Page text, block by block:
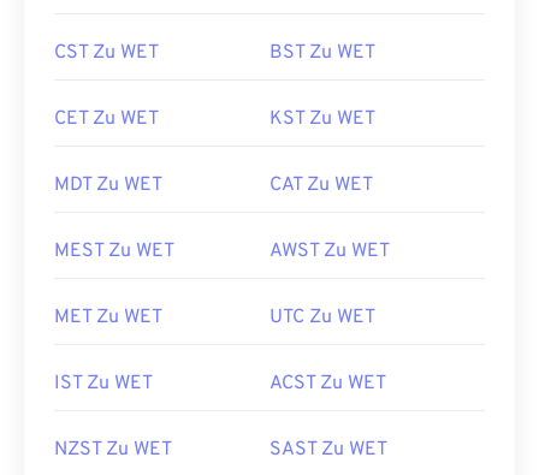
CST Zu WET BST Zu WET
CET Zu WET KST Zu WET
MDT Zu WET CAT Zu WET
MEST Zu WET AWST Zu WET
MET Zu WET UTC Zu WET
IST Zu WET ACST Zu WET
NZST Zu WET SAST Zu WET